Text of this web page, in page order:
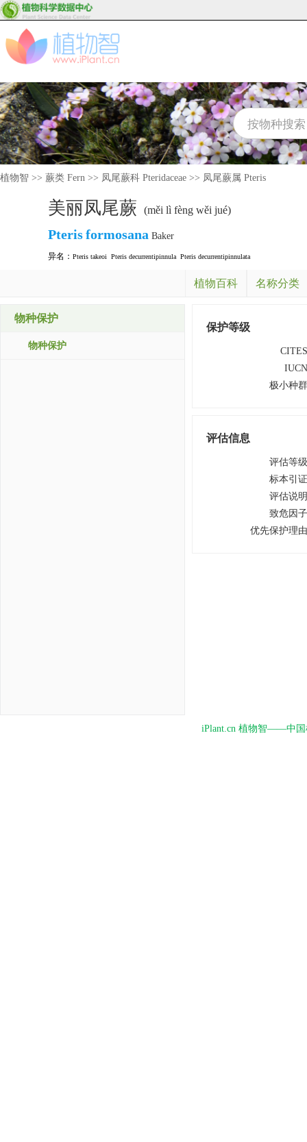
植物智 >> 蕨类 Fern >> 凤尾蕨科 Pteridaceae >> 凤尾蕨属 Pteris
美丽凤尾蕨 (měi lì fèng wěi jué)
Pterisformosana Baker
异名： Pteris takeoi Pteris decurrentipinnula Pteris decurrentipinnulata
植物百科 名称分类
物种保护
物种保护
保护等级
极小种
评估信息
评估等
标本引
评估说
致危因
优先保护理
iPlant.cn 植物智——中国